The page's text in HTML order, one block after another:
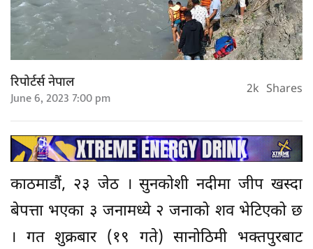
रिपोर्टर्स नेपाल
June 6, 2023 7:00 pm 2k Shares
काठमाडौं, २३ जेठ । सुनकोशी नदीमा जीप खस्दा
बेपत्ता भएका ३ जनामध्ये २ जनाको शव भेटिएको छ
। गत शुक्रबार (१९ गते) सानोठिमी भक्तपुरबाट